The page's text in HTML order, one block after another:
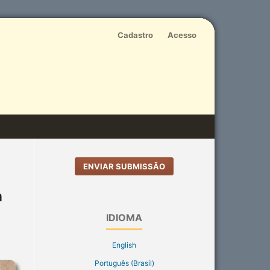
Cadastro Acesso
ENVIAR SUBMISSÃO
IDIOMA
English
Português (Brasil)